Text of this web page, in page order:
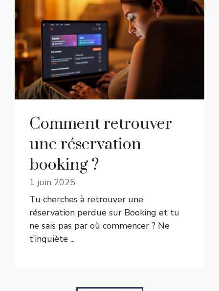
Comment retrouver
une réservation
booking ?
1 juin 2025
Tu cherches à retrouver une
réservation perdue sur Booking et tu
ne sais pas par où commencer ? Ne
t’inquiète ...